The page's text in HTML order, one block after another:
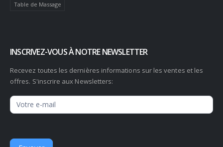
Table de Massage
INSCRIVEZ-VOUS À NOTRE NEWSLETTER
Recevez toutes les dernières informations sur les ventes et les
offres. S'inscrire aux Newsletters:
Newsletter